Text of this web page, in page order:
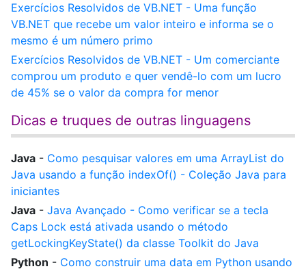
Exercícios Resolvidos de VB.NET - Uma função
VB.NET que recebe um valor inteiro e informa se o
mesmo é um número primo
Exercícios Resolvidos de VB.NET - Um comerciante
comprou um produto e quer vendê-lo com um lucro
de 45% se o valor da compra for menor
Dicas e truques de outras linguagens
Java - Como pesquisar valores em uma ArrayList do
Java usando a função indexOf() - Coleção Java para
iniciantes
Java - Java Avançado - Como verificar se a tecla
Caps Lock está ativada usando o método
getLockingKeyState() da classe Toolkit do Java
Python - Como construir uma data em Python usando